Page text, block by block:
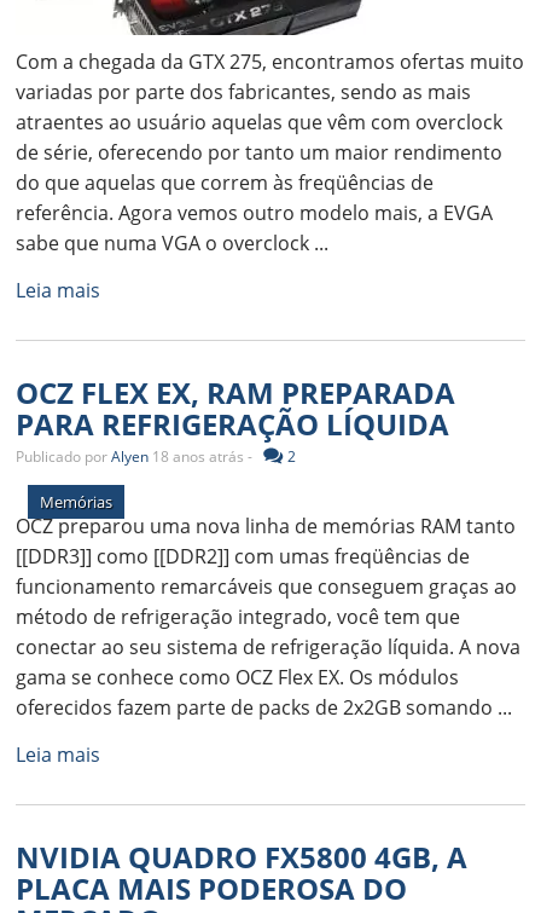
Com a chegada da GTX 275, encontramos ofertas muito
variadas por parte dos fabricantes, sendo as mais
atraentes ao usuário aquelas que vêm com overclock
de série, oferecendo por tanto um maior rendimento
do que aquelas que correm às freqüências de
referência. Agora vemos outro modelo mais, a EVGA
sabe que numa VGA o overclock ...
Leia mais
OCZ FLEX EX, RAM PREPARADA
PARA REFRIGERAÇÃO LÍQUIDA
Publicado porAlyen 18 anos atrás - 2
Memórias
OCZ preparou uma nova linha de memórias RAM tanto
[[DDR3]] como [[DDR2]] com umas freqüências de
funcionamento remarcáveis que conseguem graças ao
método de refrigeração integrado, você tem que
conectar ao seu sistema de refrigeração líquida. A nova
gama se conhece como OCZ Flex EX. Os módulos
oferecidos fazem parte de packs de 2x2GB somando ...
Leia mais
NVIDIA QUADRO FX5800 4GB, A
PLACA MAIS PODEROSA DO